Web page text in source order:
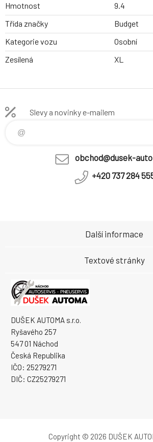
Hmotnost
9.4
Třída značky
Budget
Kategorie vozu
Osobní
Zesílená
XL
Slevy a novinky e-mailem
obchod@dusek-
+420 737 284
DUŠEK AUTOMA s.r.o.
Ryšavého 257
547 01 Náchod
Česká Republika
IČO: 25279271
DIČ: CZ25279271
Další informace
Textové stránky
Copyright © 2026 DUŠEK